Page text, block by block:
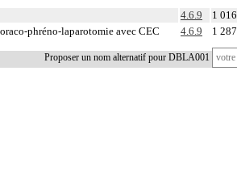
4.6.9 1
phréno-laparotomie avec CEC 4.6.9 1
Proposer un nom alternatif pour DBLA001